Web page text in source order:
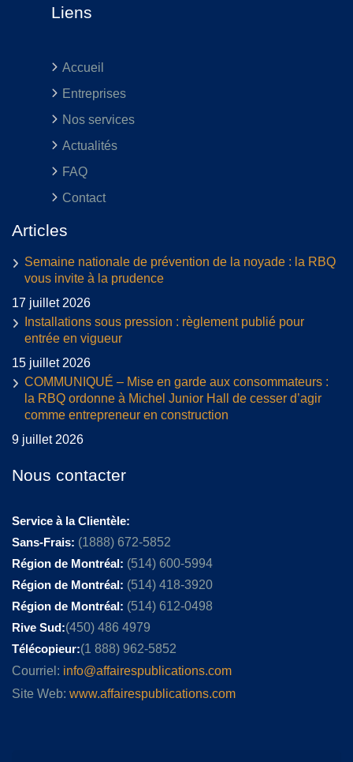
Liens
Accueil
Entreprises
Nos services
Actualités
FAQ
Contact
Articles
Semaine nationale de prévention de la noyade : la RBQ
vous invite à la prudence
17 juillet 2026
Installations sous pression : règlement publié pour
entrée en vigueur
15 juillet 2026
COMMUNIQUÉ – Mise en garde aux consommateurs :
la RBQ ordonne à Michel Junior Hall de cesser d’agir
comme entrepreneur en construction
9 juillet 2026
Nous contacter
Service à la Clientèle:
Sans-Frais: (1888) 672-5852
Région de Montréal: (514) 600-5994
Région de Montréal: (514) 418-3920
Région de Montréal: (514) 612-0498
Rive Sud:(450) 486 4979
Télécopieur:(1 888) 962-5852
Courriel: info@affairespublications.com
Site Web: www.affairespublications.com